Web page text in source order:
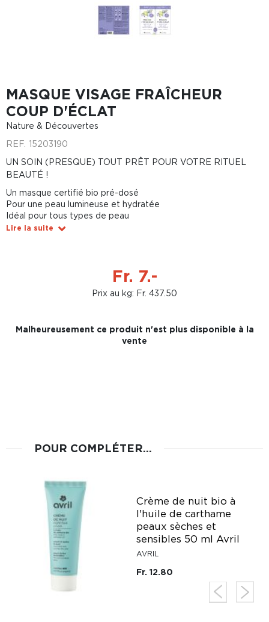
MASQUE VISAGE FRAÎCHEUR
COUP D'ÉCLAT
Nature & Découvertes
REF. 15203190
UN SOIN (PRESQUE) TOUT PRÊT POUR VOTRE RITUEL
BEAUTÉ !
Un masque certifié bio pré-dosé
Pour une peau lumineuse et hydratée
Idéal pour tous types de peau
Lire la suite
Fr. 7.-
Prix au kg: Fr. 437.50
Malheureusement ce produit n'est plus disponible à la
vente
POUR COMPLÉTER...
Crème de nuit bio à
l'huile de carthame
peaux sèches et
sensibles 50 ml Avril
AVRIL
Fr. 12.80